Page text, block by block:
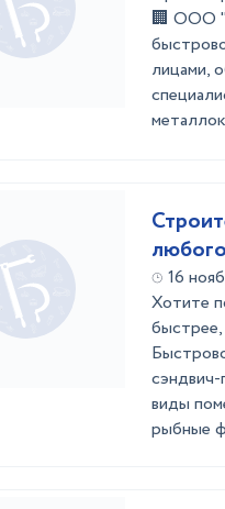
🏢 ООО
лицами,
16
Хотите
виды
рыбные